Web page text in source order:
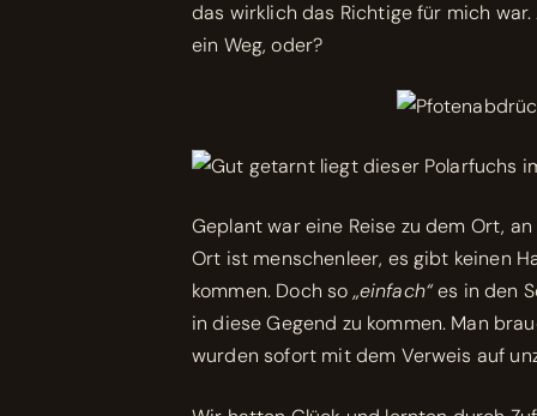
das wirklich das Richtige für mich
ein Weg, oder?
Geplant war eine Reise zu dem Ort,
Ort ist menschenleer, es gibt keinen
kommen. Doch so „einfach“es in den
in diese Gegend zu kommen. Man
wurden sofort mit dem Verweis auf